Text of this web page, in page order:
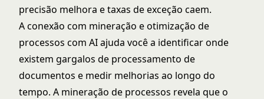
precisão melhora e taxas de exceção caem.
A conexão com mineração e otimização de
processos com AIajuda você a identificar onde
existem gargalos de processamento de
documentos e medir melhorias ao longo do
tempo. A mineração de processos revela que o